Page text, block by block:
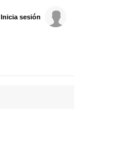
Inicia sesión